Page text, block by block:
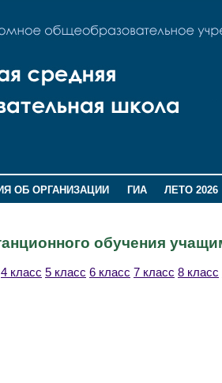
ОБ ОРГАНИЗАЦИИ ГИА ЛЕТО 2026
обучения
4 класс 5 класс 6 класс 7 класс 8 класс